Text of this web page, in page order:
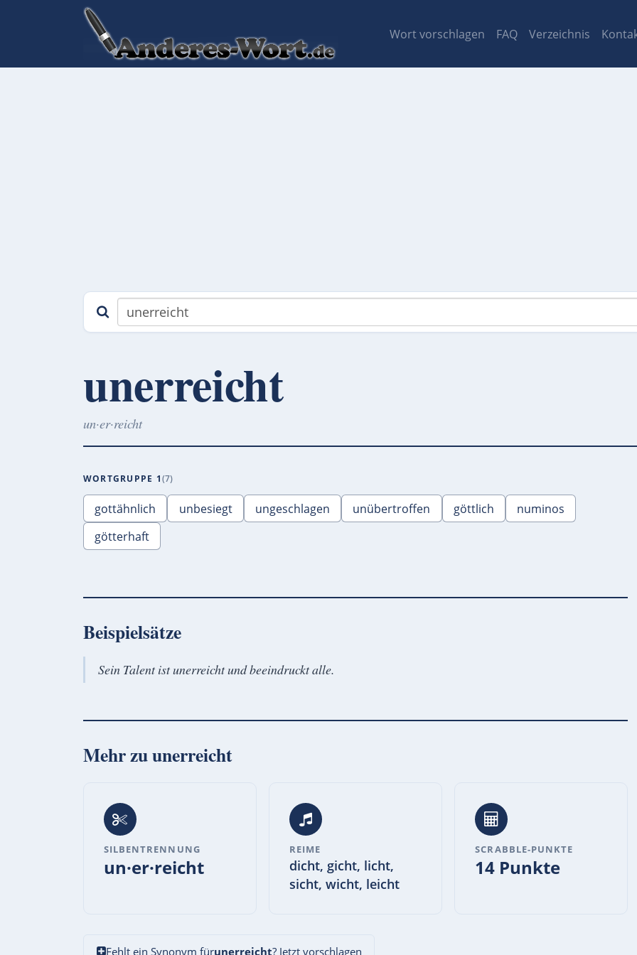
Wort vorschlagen FAQ Verzeichnis
unerreicht
un·er·reicht
WORTGRUPPE 1 7
gottähnlich unbesiegt ungeschlagen unübertroffen göttlich
numinos
götterhaft
Beispielsätze
Sein Talent ist unerreicht und beeindruckt alle.
Mehr zuunerreicht
SILBENTRENNUNG
un·er·reicht
REIME
dicht, gicht, licht,
sicht, wicht, leicht
SCRABBLE-PUNKTE
14 Punkte
Fehlt ein Synonym fürunerreicht? Jetzt vorschlagen